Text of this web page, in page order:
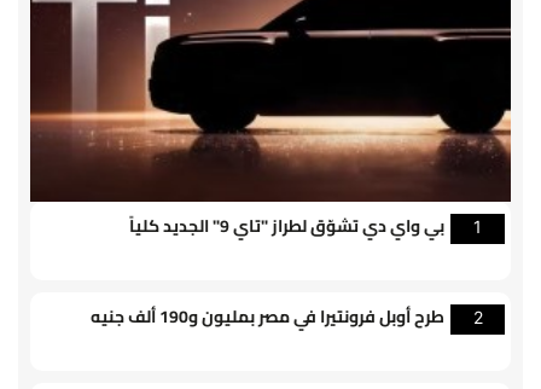
1 بي واي دي تشوّق لطراز "تاي 9" الجديد كلياً
2 طرح أوبل فرونتيرا في مصر بمليون و190 ألف جنيه